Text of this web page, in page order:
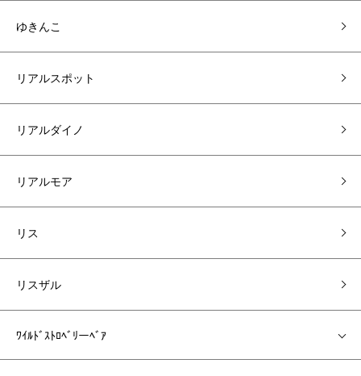
ゆきんこ
リアルスポット
リアルダイノ
リアルモア
リス
リスザル
ﾜｲﾙﾄﾞｽﾄﾛﾍﾞﾘーﾍﾞｱ